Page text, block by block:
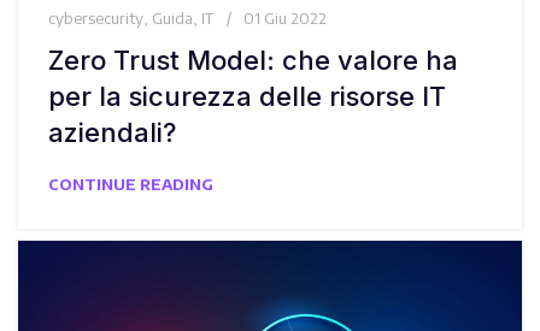
cybersecurity, Guida, IT 01 Giu 2022
Zero Trust Model: che valore ha
per la sicurezza delle risorse IT
aziendali?
CONTINUE READING